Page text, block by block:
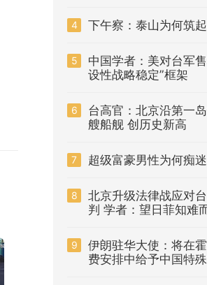
4 下午察：泰山为何筑
5
中国学者：美对台军
设性战略稳定”框架
6
台高官：北京沿第一
艘船舰 创历史新高
7 超级富豪男性为何痴
8
北京升级法律战应对
判 学者：望日菲知难
9
伊朗驻华大使：将在
费安排中给予中国特